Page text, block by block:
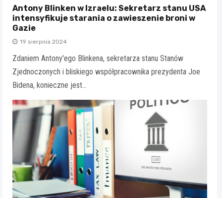
Antony Blinken w Izraelu: Sekretarz stanu USA
intensyfikuje starania o zawieszenie broni w
Gazie
19 sierpnia 2024
Zdaniem Antony'ego Blinkena, sekretarza stanu Stanów
Zjednoczonych i bliskiego współpracownika prezydenta Joe
Bidena, konieczne jest…